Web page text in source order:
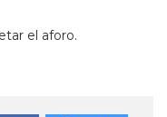
el aforo.